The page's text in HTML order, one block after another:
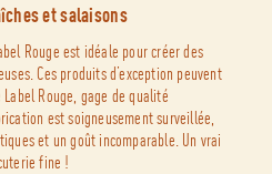
et salaisons
Rouge est idéale pour créer des
Ces produits d’exception peuvent
Rouge, gage de qualité
est soigneusement surveillée,
et un goût incomparable. Un vrai
fine !